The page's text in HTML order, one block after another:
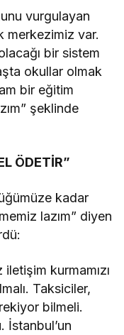
vurgulayan
merkezimiz var.
bir sistem
okullar olmak
bir eğitim
şeklinde
ÖDETİR”
kadar
lazım” diyen
kurmamızı
Taksiciler,
bilmeli.
İstanbul’un